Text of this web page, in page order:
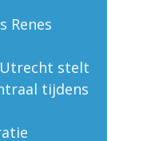
Renes
stelt
tijdens